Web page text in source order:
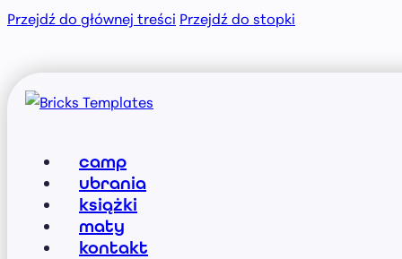
Przejdź do głównej treści Przejdź do stopki
camp
ubrania
książki
maty
kontakt